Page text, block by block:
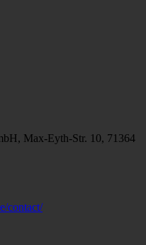
Max-Eyth-Str. 10, 71364
contact/